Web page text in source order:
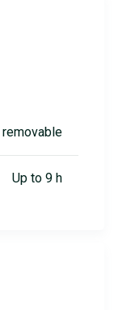
Up to 9 h